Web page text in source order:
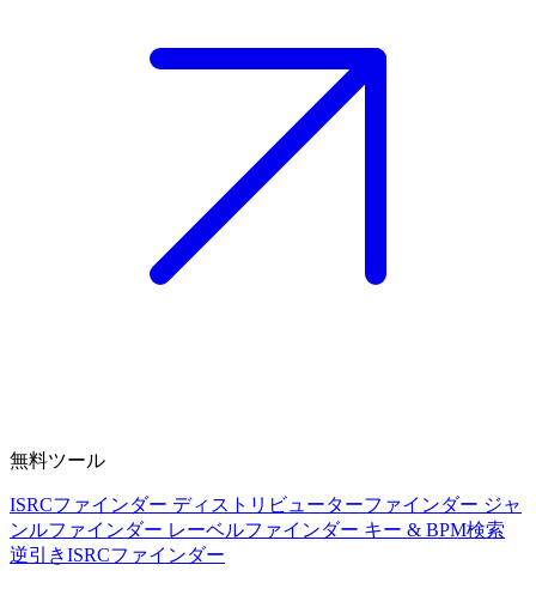
無料ツール
ISRCファインダー ディストリビューターファインダー ジャ
ンルファインダー レーベルファインダー キー & BPM検索
逆引きISRCファインダー